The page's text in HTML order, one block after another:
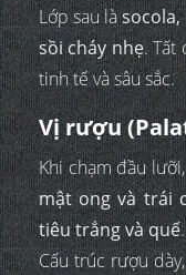
Lớp sau là
sồi cháy nhẹ. Tất
tinh tế và sâu sắc.
Vị rượu
Khi chạm đầu
mật ong và trái
tiêu trắng và quế.
Cấu trúc rượu